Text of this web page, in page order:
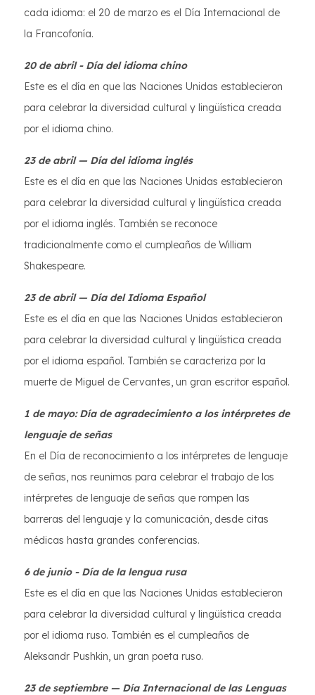
cada idioma: el 20 de marzo es el Día Internacional de
la Francofonía.
20 de abril - Día del idioma chino
Este es el día en que las Naciones Unidas establecieron
para celebrar la diversidad cultural y lingüística creada
por el idioma chino.
23 de abril — Día del idioma inglés
Este es el día en que las Naciones Unidas establecieron
para celebrar la diversidad cultural y lingüística creada
por el idioma inglés. También se reconoce
tradicionalmente como el cumpleaños de William
Shakespeare.
23 de abril — Día del Idioma Español
Este es el día en que las Naciones Unidas establecieron
para celebrar la diversidad cultural y lingüística creada
por el idioma español. También se caracteriza por la
muerte de Miguel de Cervantes, un gran escritor español.
1 de mayo: Día de agradecimiento a los intérpretes de
lenguaje de señas
En el Día de reconocimiento a los intérpretes de lenguaje
de señas, nos reunimos para celebrar el trabajo de los
intérpretes de lenguaje de señas que rompen las
barreras del lenguaje y la comunicación, desde citas
médicas hasta grandes conferencias.
6 de junio - Día de la lengua rusa
Este es el día en que las Naciones Unidas establecieron
para celebrar la diversidad cultural y lingüística creada
por el idioma ruso. También es el cumpleaños de
Aleksandr Pushkin, un gran poeta ruso.
23 de septiembre — Día Internacional de las Lenguas